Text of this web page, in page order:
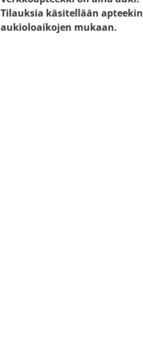
Tilauksia käsitellään apteekin
aukioloaikojen mukaan.